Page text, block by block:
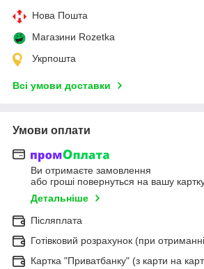
Нова Пошта
Магазини Rozetka
Укрпошта
Всі умови доставки
Умови оплати
Ви отримаєте замовлення
або гроші повернуться на вашу
Детальніше
Післяплата
Готівковий розрахунок (при
Картка "Приватбанку" (з карти на